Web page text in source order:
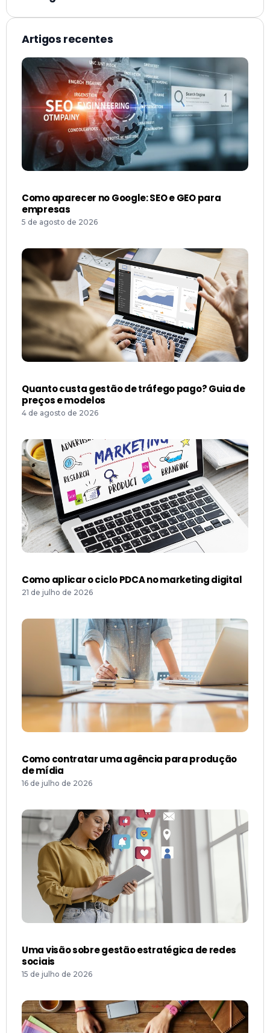
Artigos recentes
Como aparecer no Google: SEO e GEO para
empresas
5 de agosto de 2026
Quanto custa gestão de tráfego pago? Guia de
preços e modelos
4 de agosto de 2026
Como aplicar o ciclo PDCA no marketing digital
21 de julho de 2026
Como contratar uma agência para produção
de mídia
16 de julho de 2026
Uma visão sobre gestão estratégica de redes
sociais
15 de julho de 2026